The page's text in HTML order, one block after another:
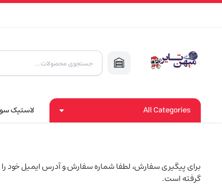
All Categories لاستیک
برای پیگیری سفارش، لطفا شماره سفارش و آدرس ایمیل خود را
گرفته است.